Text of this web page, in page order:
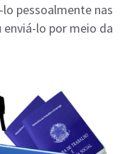
pessoalmente nas
lo por meio da